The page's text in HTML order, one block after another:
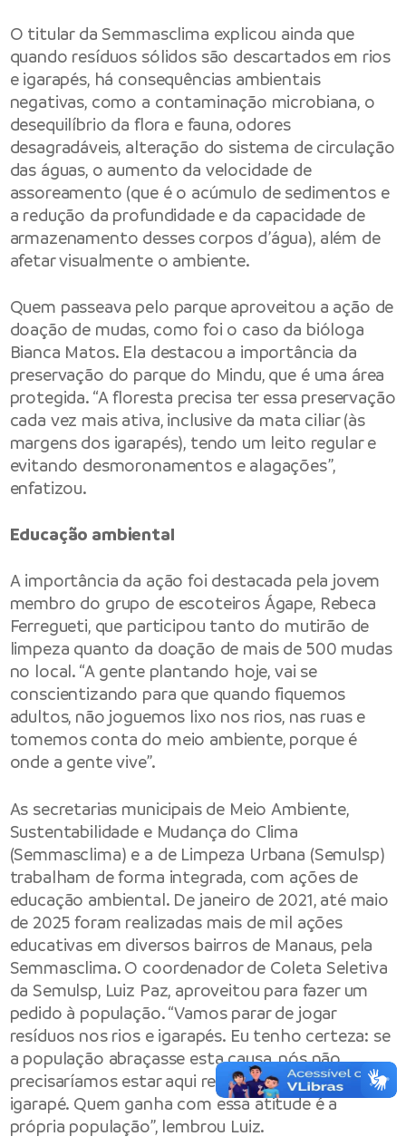
O titular da Semmasclima explicou ainda que
quando resíduos sólidos são descartados em rios
e igarapés, há consequências ambientais
negativas, como a contaminação microbiana, o
desequilíbrio da flora e fauna, odores
desagradáveis, alteração do sistema de circulação
das águas, o aumento da velocidade de
assoreamento (que é o acúmulo de sedimentos e
a redução da profundidade e da capacidade de
armazenamento desses corpos d’água), além de
afetar visualmente o ambiente.
Quem passeava pelo parque aproveitou a ação de
doação de mudas, como foi o caso da bióloga
Bianca Matos. Ela destacou a importância da
preservação do parque do Mindu, que é uma área
protegida. “A floresta precisa ter essa preservação
cada vez mais ativa, inclusive da mata ciliar (às
margens dos igarapés), tendo um leito regular e
evitando desmoronamentos e alagações”,
enfatizou.
Educação ambiental
A importância da ação foi destacada pela jovem
membro do grupo de escoteiros Ágape, Rebeca
Ferregueti, que participou tanto do mutirão de
limpeza quanto da doação de mais de 500 mudas
no local. “A gente plantando hoje, vai se
conscientizando para que quando fiquemos
adultos, não joguemos lixo nos rios, nas ruas e
tomemos conta do meio ambiente, porque é
onde a gente vive”.
As secretarias municipais de Meio Ambiente,
Sustentabilidade e Mudança do Clima
(Semmasclima) e a de Limpeza Urbana (Semulsp)
trabalham de forma integrada, com ações de
educação ambiental. De janeiro de 2021, até maio
de 2025 foram realizadas mais de mil ações
educativas em diversos bairros de Manaus, pela
Semmasclima. O coordenador de Coleta Seletiva
da Semulsp, Luiz Paz, aproveitou para fazer um
pedido à população. “Vamos parar de jogar
resíduos nos rios e igarapés. Eu tenho certeza: se
a população abraçasse esta causa, nós não
precisaríamos estar aqui retirando resíduos do
igarapé. Quem ganha com essa atitude é a
própria população”, lembrou Luiz.